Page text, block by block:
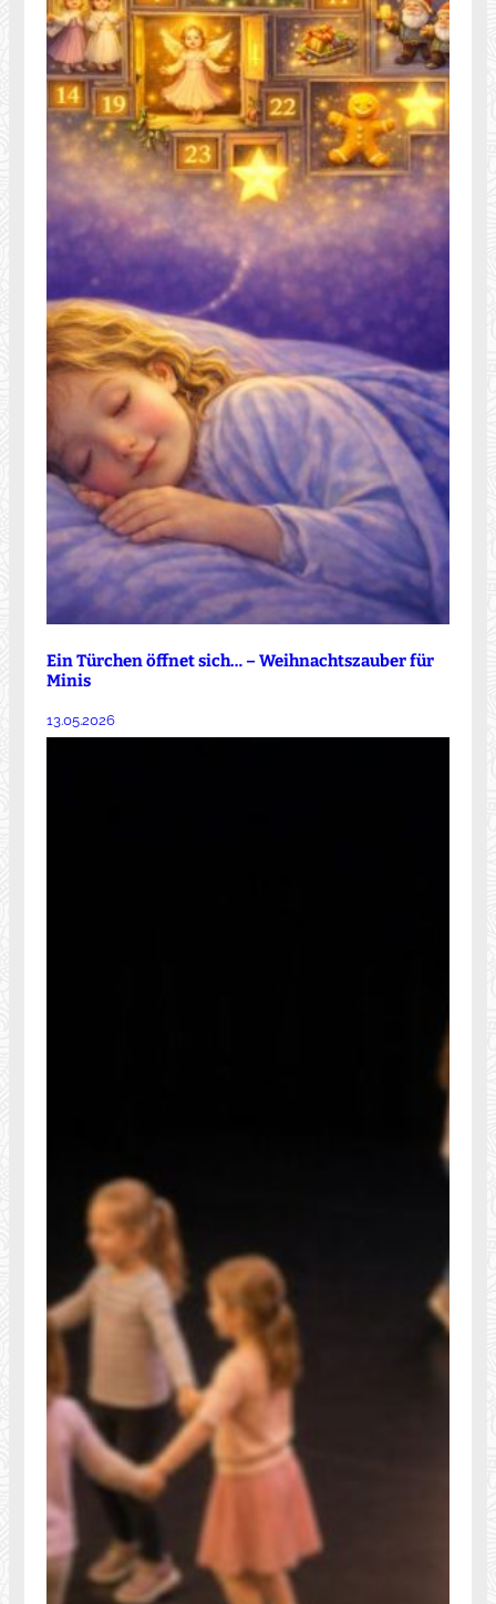
Ein Türchen öffnet sich… – Weihnachtszauber für
Minis
13.05.2026